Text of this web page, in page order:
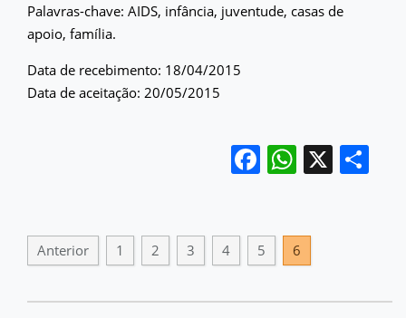
Palavras-chave: AIDS, infância, juventude, casas de
apoio, família.
Data de recebimento: 18/04/2015
Data de aceitação: 20/05/2015
Facebook
X
Anterior 1 2 3 4 5 6